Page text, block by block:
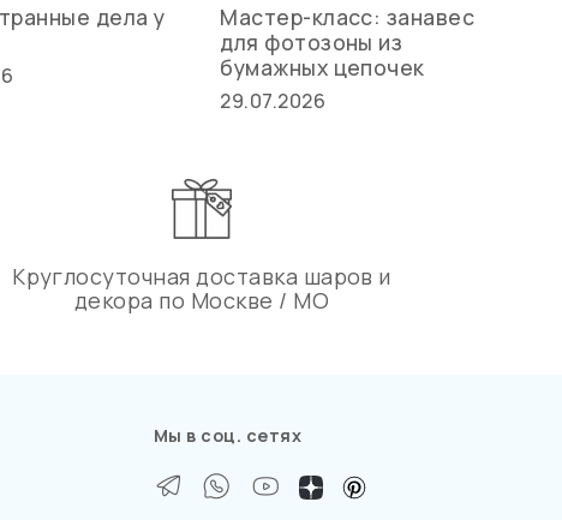
дела у
Мастер-класс: занавес
для фотозоны из
бумажных цепочек
29.07.2026
Круглосуточная доставка шаров и
декора по Москве / МО
Мы в соц. сетях